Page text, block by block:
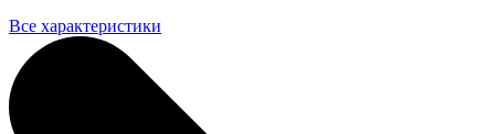
Все характеристики